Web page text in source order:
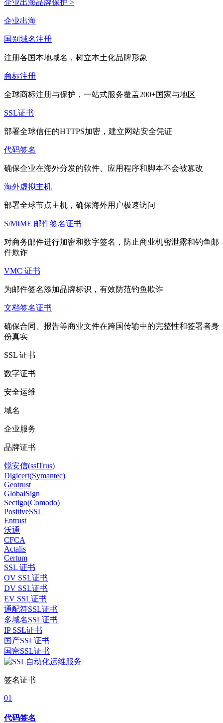
企业出海品牌保护 >
企业出海
国别域名注册
注册各国本地域名，树立本土化品牌形象
商标注册
全球商标注册与保护，一站式服务覆盖200+国家与地区
SSL证书
部署全球信任的HTTPS加密，建立网站安全凭证
代码签名
确保企业在海外分发的软件、应用程序和脚本不会被篡改
海外虚拟主机
部署全球节点主机，确保海外用户极速访问
S/MIME 邮件签名证书
对商务邮件进行加密和数字签名，防止商业机密泄露和钓鱼邮
件欺诈
VMC 证书
为邮件签名添加品牌标识，有效防范钓鱼欺诈
文档签名证书
确保合同、报告等商业文件在跨国传输中的完整性和签署者身
份真实
SSL 证书
数字证书
安全运维
域名
企业服务
品牌证书
锐安信(sslTrus)
Digicert(Symantec)
Geotrust
GlobalSign
Sectigo(Comodo)
PositiveSSL
Entrust
沃通
CFCA
Actalis
Certum
SSL 证书
OV SSL证书
DV SSL证书
EV SSL证书
通配符SSL证书
多域名SSL证书
IP SSL证书
国产SSL证书
国密SSL证书
签名证书
01
代码签名